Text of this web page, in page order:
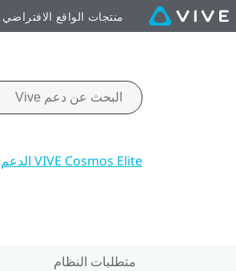
منتجات الواقع الافتراضي
VIVE Cosmos Elite الدعم
متطلبات النظام